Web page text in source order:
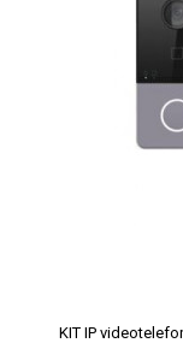
KIT IP